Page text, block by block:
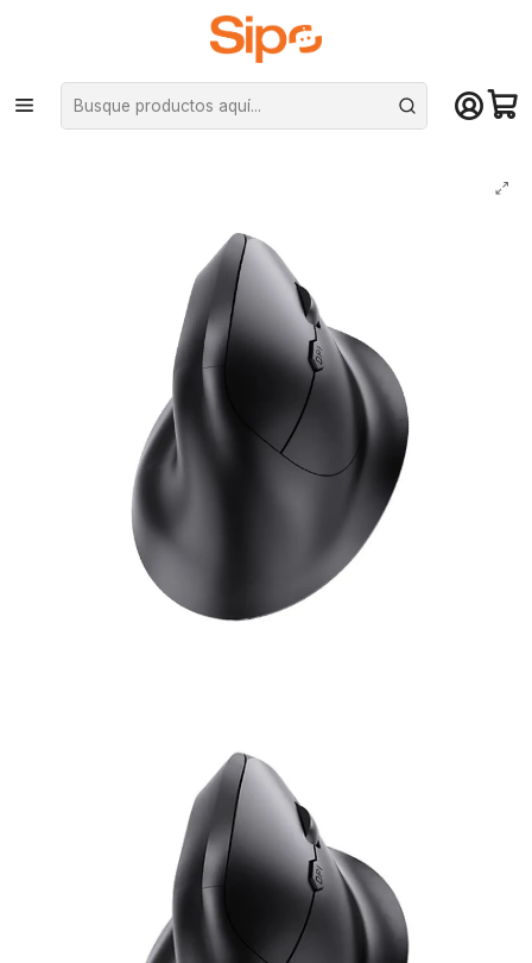
¡Compra hasta mediodía y recibe hoy! De lunes a sábado en el gran
Santiago. Envío gratis desde $29.990
Inicio Computación y Gamers Mouse
Mouse Inalámbrico Ergonómico 2,4Hz 1600DPI Recargable Negro